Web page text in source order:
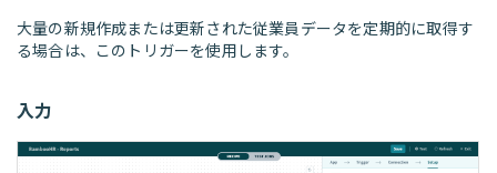
大量の新規作成または更新された従業員データを定期的に取得す
る場合は、このトリガーを使用します。
入力